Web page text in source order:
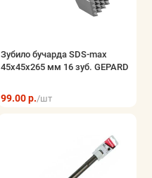
Зубило бучарда SDS-max
45x45x265 мм 16 зуб. GEPARD
99.00 р./шт